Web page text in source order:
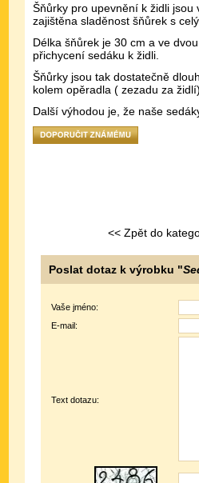
Šňůrky pro upevnění k židli
zajištěna sladěnost šňůrek s
Délka šňůrek je 30 cm a ve
přichycení sedáku k židli.
Šňůrky jsou tak dostatečně
kolem opěradla ( zezadu za
Další výhodou je, že naše
<< Zpět do
Poslat dotaz k výrobku "
Vaše jméno:
E-mail:
Text dotazu: